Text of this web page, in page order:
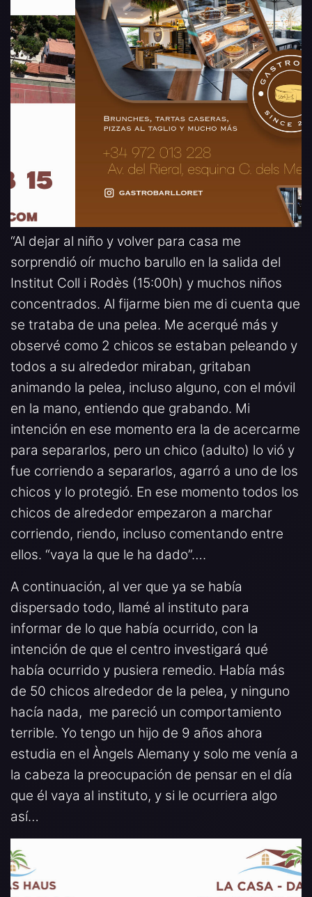
“Al dejar al niño y volver para casa me
sorprendió oír mucho barullo en la salida del
Institut Coll i Rodès (15:00h) y muchos niños
concentrados. Al fijarme bien me di cuenta que
se trataba de una pelea. Me acerqué más y
observé como 2 chicos se estaban peleando y
todos a su alrededor miraban, gritaban
animando la pelea, incluso alguno, con el móvil
en la mano, entiendo que grabando. Mi
intención en ese momento era la de acercarme
para separarlos, pero un chico (adulto) lo vió y
fue corriendo a separarlos, agarró a uno de los
chicos y lo protegió. En ese momento todos los
chicos de alrededor empezaron a marchar
corriendo, riendo, incluso comentando entre
ellos. “vaya la que le ha dado”….
A continuación, al ver que ya se había
dispersado todo, llamé al instituto para
informar de lo que había ocurrido, con la
intención de que el centro investigará qué
había ocurrido y pusiera remedio. Había más
de 50 chicos alrededor de la pelea, y ninguno
hacía nada, me pareció un comportamiento
terrible. Yo tengo un hijo de 9 años ahora
estudia en el Àngels Alemany y solo me venía a
la cabeza la preocupación de pensar en el día
que él vaya al instituto, y si le ocurriera algo
así…